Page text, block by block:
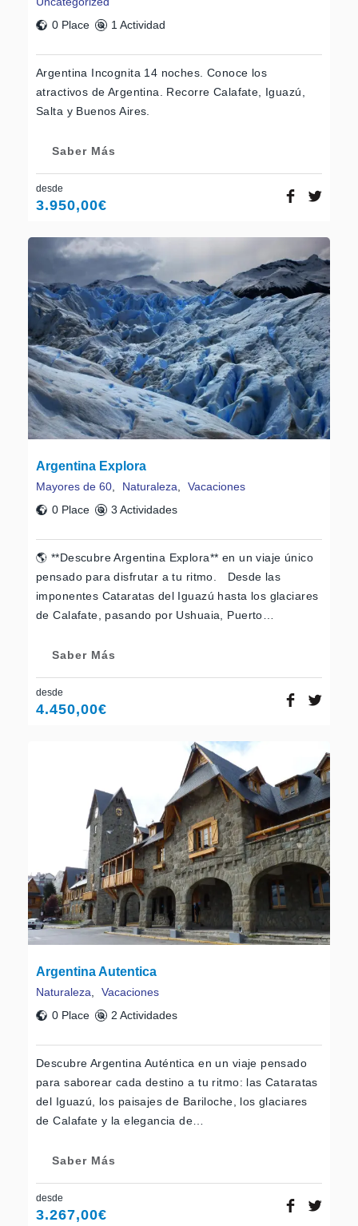
0 Place
1 Actividad
Argentina Incognita 14 noches. Conoce los
atractivos de Argentina. Recorre Calafate, Iguazú,
Salta y Buenos Aires.
Saber Más
desde
3.950,00€
Argentina Explora
Mayores de 60 Naturaleza
Vacaciones
0 Place
3 Actividades
🌎 **Descubre Argentina Explora** en un viaje único
pensado para disfrutar a tu ritmo. Desde las
imponentes Cataratas del Iguazú hasta los glaciares
de Calafate, pasando por Ushuaia, Puerto…
Saber Más
desde
4.450,00€
Argentina Autentica
Naturaleza
Vacaciones
0 Place
2 Actividades
Descubre Argentina Auténtica en un viaje pensado
para saborear cada destino a tu ritmo: las Cataratas
del Iguazú, los paisajes de Bariloche, los glaciares
de Calafate y la elegancia de…
Saber Más
desde
3.267,00€